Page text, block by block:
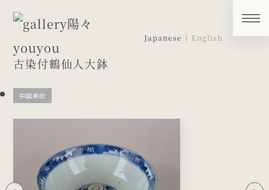
Japanese English
古染付鶴仙人大鉢
中国美術